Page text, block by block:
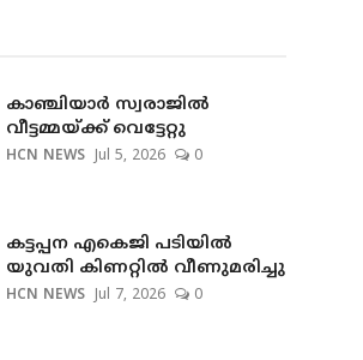
കാഞ്ചിയാര്‍ സ്വരാജില്‍
വീട്ടമ്മയ്ക്ക് വെട്ടേറ്റു
HCN NEWS Jul 5, 2026 0
കട്ടപ്പന എകെജി പടിയിൽ
യുവതി കിണറ്റിൽ വീണുമരിച്ചു
HCN NEWS Jul 7, 2026 0